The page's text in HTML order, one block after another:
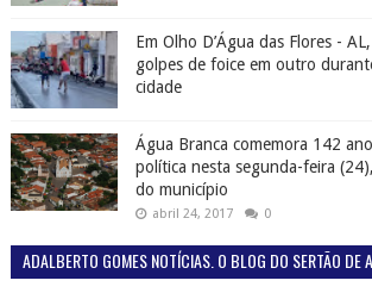
MARCADORES - TEMAS - ASSUNTOS - TAG - CATEGORIA
A
ACIDENTE
ÁGUA BRANCA
AL